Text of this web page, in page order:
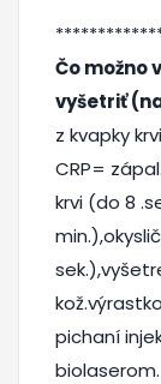
Čo možno
vyšetriť
z kvapky
CRP=
krvi (do 8
pichaní
biolaserom.